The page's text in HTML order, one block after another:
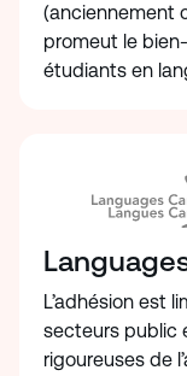
(anciennement
promeut le
étudiants en
L’adhésion est
secteurs public
rigoureuses de